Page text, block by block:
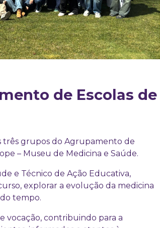
de Escolas de
três grupos do Agrupamento de
– Museu de Medicina e Saúde.
e Técnico de Ação Educativa,
explorar a evolução da medicina
tempo.
vocação, contribuindo para a